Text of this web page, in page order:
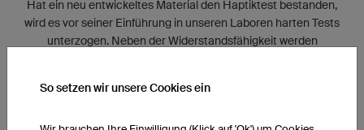
Hat ein neu entwickeltes Material den Haptiktest bestanden,
wird es vor seiner Einführung in unseren Laboren harten Tests
unterzogen. Neben der Widerstandsfähigkeit werden
So setzen wir unsere Cookies ein